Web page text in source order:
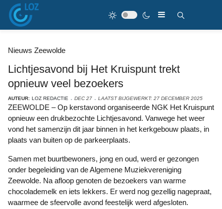
Nieuws Zeewolde
Lichtjesavond bij Het Kruispunt trekt
opnieuw veel bezoekers
AUTEUR: LOZ REDACTIE DEC 27 LAATST BIJGEWERKT: 27 DECEMBER 2025
ZEEWOLDE – Op kerstavond organiseerde NGK Het Kruispunt
opnieuw een drukbezochte Lichtjesavond. Vanwege het weer
vond het samenzijn dit jaar binnen in het kerkgebouw plaats, in
plaats van buiten op de parkeerplaats.
Samen met buurtbewoners, jong en oud, werd er gezongen
onder begeleiding van de Algemene Muziekvereniging
Zeewolde. Na afloop genoten de bezoekers van warme
chocolademelk en iets lekkers. Er werd nog gezellig nagepraat,
waarmee de sfeervolle avond feestelijk werd afgesloten.